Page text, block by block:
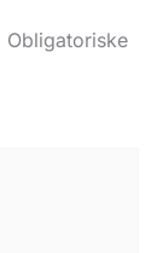
Obligatoriske